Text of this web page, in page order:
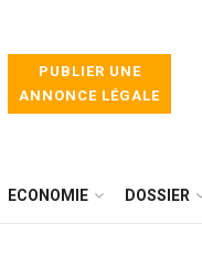
PUBLIER UNE
ANNONCE LÉGALE
ECONOMIE DOSSIER